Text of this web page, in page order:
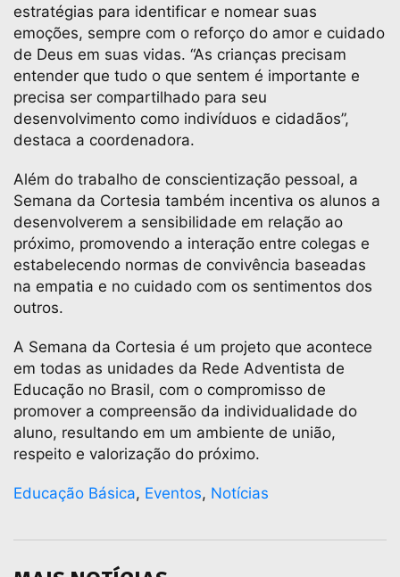
estratégias para identificar e nomear suas
emoções, sempre com o reforço do amor e cuidado
de Deus em suas vidas. “As crianças precisam
entender que tudo o que sentem é importante e
precisa ser compartilhado para seu
desenvolvimento como indivíduos e cidadãos”,
destaca a coordenadora.
Além do trabalho de conscientização pessoal, a
Semana da Cortesia também incentiva os alunos a
desenvolverem a sensibilidade em relação ao
próximo, promovendo a interação entre colegas e
estabelecendo normas de convivência baseadas
na empatia e no cuidado com os sentimentos dos
outros.
A Semana da Cortesia é um projeto que acontece
em todas as unidades da Rede Adventista de
Educação no Brasil, com o compromisso de
promover a compreensão da individualidade do
aluno, resultando em um ambiente de união,
respeito e valorização do próximo.
Educação Básica, Eventos, Notícias